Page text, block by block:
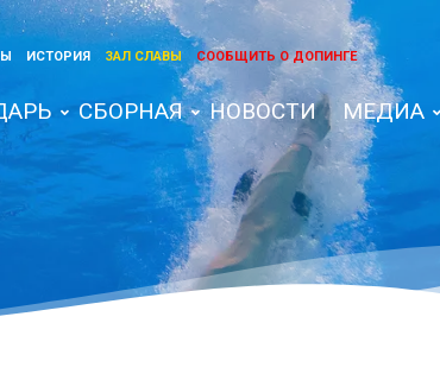
ИСТОРИЯ ЗАЛ СЛАВЫ СООБЩИТЬ О ДОПИНГЕ
СБОРНАЯ НОВОСТИ МЕДИА